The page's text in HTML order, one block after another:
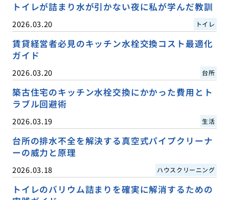
トイレが詰まり水が引かない夜に私が学んだ教訓
2026.03.20 トイレ
賃貸経営者必見のキッチン水栓交換コスト最適化
ガイド
2026.03.20 台所
築古住宅のキッチン水栓交換にかかった費用とト
ラブル回避術
2026.03.19 生活
台所の排水不全を解決する真空式パイプクリーナ
ーの威力と原理
2026.03.18 ハウスクリーニング
トイレのバリウム詰まりを確実に解消するための